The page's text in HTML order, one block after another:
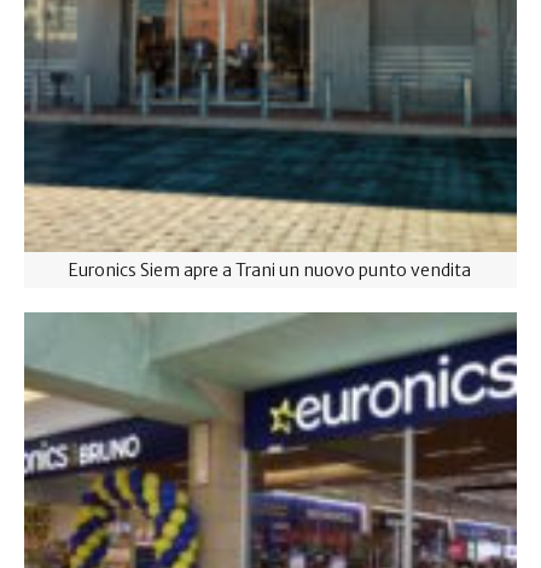
Euronics Siem apre a Trani un nuovo punto vendita